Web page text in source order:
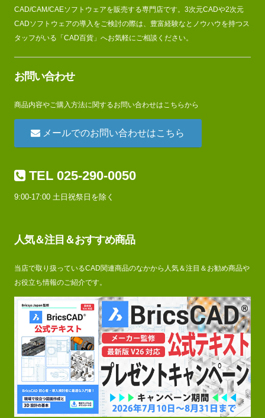
CAD/CAM/CAEソフトウェアを販売する専門店です。3次元CADや2次元
CADソフトウェアの導入をご検討の際は、豊富経験なとノウハウを持つス
タッフがいる「CAD百貨」へお気軽にご相談ください。
お問い合わせ
商品内容やご購入方法に関するお問い合わせはこちらから
メールでのお問い合わせはこちら
TEL 025-290-0050
9:00-17:00 土日祝祭日を除く
人気＆注目＆おすすめ商品
当店で取り扱っているCAD関連商品のなかから人気＆注目＆お勧め商品や
お役立ち情報のご紹介です。